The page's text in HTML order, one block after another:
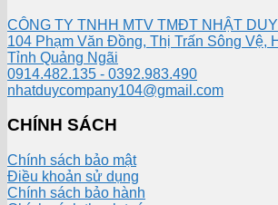
CÔNG TY TNHH MTV TMĐT NHẬT DUY
104 Phạm Văn Đồng, Thị Trấn Sông Vệ,
Tỉnh Quảng Ngãi
0914.482.135 - 0392.983.490
nhatduycompany104@gmail.com
CHÍNH SÁCH
Chính sách bảo mật
Điều khoản sử dụng
Chính sách bảo hành